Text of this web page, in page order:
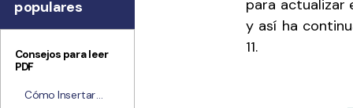
populares
Consejos para leer
PDF
Cómo Insertar
para actualizar
y así ha
11.